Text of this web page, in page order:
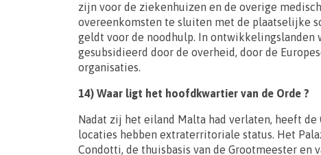
zijn voor de ziekenhuizen en de overige
overeenkomsten te sluiten met de plaatselijke
geldt voor de noodhulp. In ontwikkelingslanden
gesubsidieerd door de overheid, door de
organisaties.
14) Waar ligt het hoofdkwartier van de Orde ?
Nadat zij het eiland Malta had verlaten, heeft
locaties hebben extraterritoriale status. Het
Condotti, de thuisbasis van de Grootmeester en